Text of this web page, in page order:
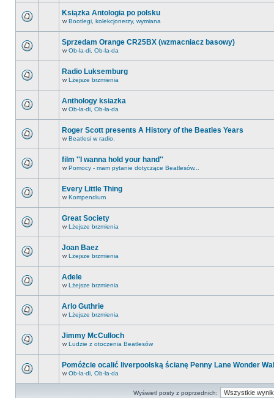
Ksiązka Antologia po polsku
w Bootlegi, kolekcjonerzy, wymiana
Sprzedam Orange CR25BX (wzmacniacz basowy)
w Ob-la-di, Ob-la-da
Radio Luksemburg
w Lżejsze brzmienia
Anthology ksiazka
w Ob-la-di, Ob-la-da
Roger Scott presents A History of the Beatles Years
w Beatlesi w radio.
film ''I wanna hold your hand''
w Pomocy - mam pytanie dotyczące Beatlesów...
Every Little Thing
w Kompendium
Great Society
w Lżejsze brzmienia
Joan Baez
w Lżejsze brzmienia
Adele
w Lżejsze brzmienia
Arlo Guthrie
w Lżejsze brzmienia
Jimmy McCulloch
w Ludzie z otoczenia Beatlesów
Pomóżcie ocalić liverpoolską ścianę Penny Lane Wonder
w Ob-la-di, Ob-la-da
Wyświetl posty z poprzednich: